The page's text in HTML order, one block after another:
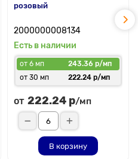
розовый
2000000008134
Есть в наличии
от 6 мп
243.36 р/мп
от 30 мп
222.24 р/мп
от 222.24 р/мп
В корзину